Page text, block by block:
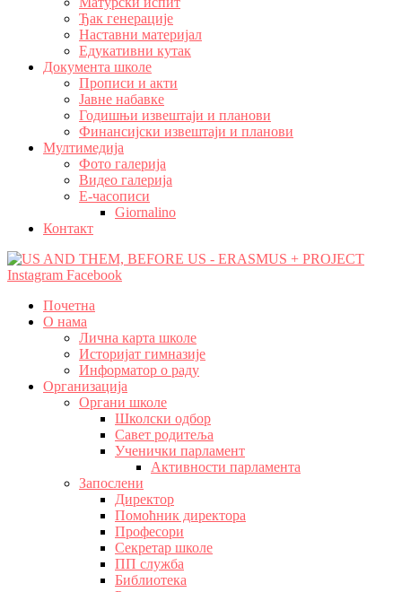
Ђак генерације
Наставни материјал
Едукативни кутак
Документа школе
Прописи и акти
Јавне набавке
Годишњи извештаји и планови
Финансијски извештаји и планови
Мултимедија
Фото галерија
Видео галерија
Е-часописи
Giornalino
Контакт
Instagram Facebook
Почетна
О нама
Лична карта школе
Историјат гимназије
Информатор о раду
Организација
Органи школе
Школски одбор
Савет родитеља
Ученички парламент
Активности парламента
Запослени
Директор
Помоћник директора
Професори
Секретар школе
ПП служба
Библиотека